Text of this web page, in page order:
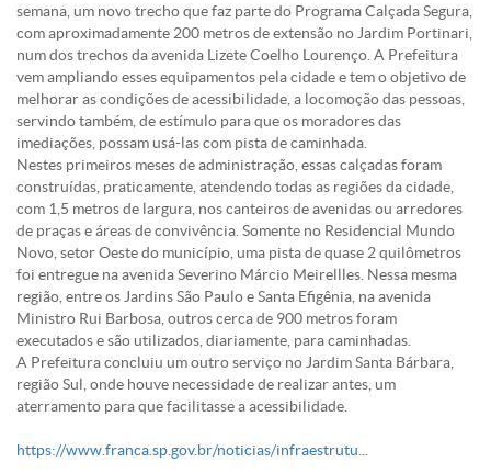
semana, um novo trecho que faz parte do Programa Calçada Segura,
com aproximadamente 200 metros de extensão no Jardim Portinari,
num dos trechos da avenida Lizete Coelho Lourenço. A Prefeitura
vem ampliando esses equipamentos pela cidade e tem o objetivo de
melhorar as condições de acessibilidade, a locomoção das pessoas,
servindo também, de estímulo para que os moradores das
imediações, possam usá-las com pista de caminhada.
Nestes primeiros meses de administração, essas calçadas foram
construídas, praticamente, atendendo todas as regiões da cidade,
com 1,5 metros de largura, nos canteiros de avenidas ou arredores
de praças e áreas de convivência. Somente no Residencial Mundo
Novo, setor Oeste do município, uma pista de quase 2 quilômetros
foi entregue na avenida Severino Márcio Meirellles. Nessa mesma
região, entre os Jardins São Paulo e Santa Efigênia, na avenida
Ministro Rui Barbosa, outros cerca de 900 metros foram
executados e são utilizados, diariamente, para caminhadas.
A Prefeitura concluiu um outro serviço no Jardim Santa Bárbara,
região Sul, onde houve necessidade de realizar antes, um
aterramento para que facilitasse a acessibilidade.
https://www.franca.sp.gov.br/noticias/infraestrutu...